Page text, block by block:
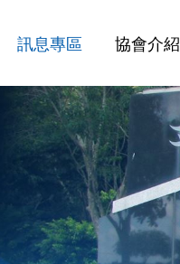
訊息專區 協會介紹